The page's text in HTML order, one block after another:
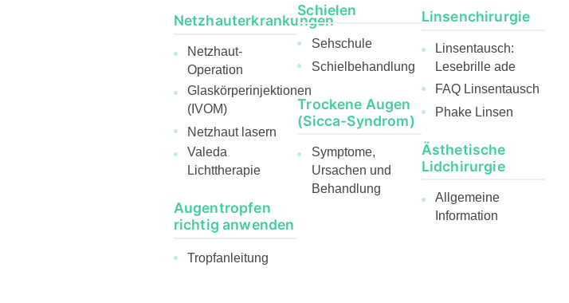
Netzhauterkrankungen
Netzhaut-
Operation
Glaskörperinjektionen
(IVOM)
Netzhaut lasern
Valeda
Lichttherapie
Augentropfen
richtig anwenden
Tropfanleitung
Schielen
Sehschule
Schielbehandlung
Trockene Augen
(Sicca-Syndrom)
Symptome,
Ursachen und
Behandlung
Linsenchirurgie
Linsentausch:
Lesebrille ade
FAQ Linsentausch
Phake Linsen
Ästhetische
Lidchirurgie
Allgemeine
Information